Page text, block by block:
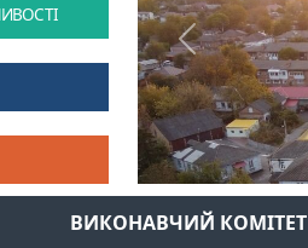
Previous
ВИКОНАВЧИЙ КОМІТЕТ